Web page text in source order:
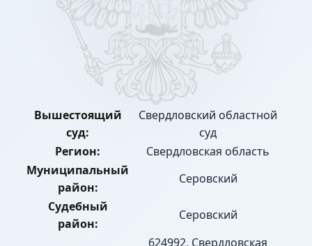
Вышестоящий
суд:
Свердловский областной
суд
Регион:
Свердловская область
Муниципальный
район:
Серовский
Судебный
район:
Серовский
624992, Свердловская